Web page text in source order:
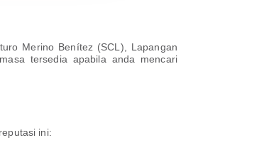
Merino Benítez (SCL), Lapangan
tersedia apabila anda mencari
ini: